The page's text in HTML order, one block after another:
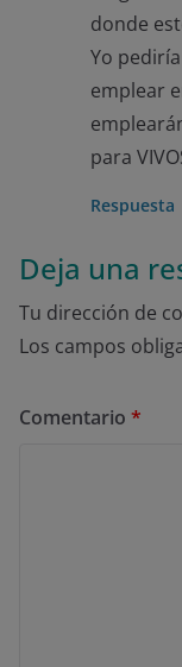
donde
Yo
emplear
para
Respuesta
Deja una
Tu dirección de
Los campos
Comentario *